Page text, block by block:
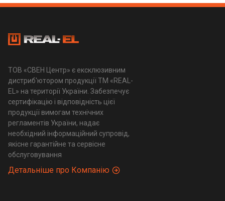
ТОВ «СВЕН Центр» є ексклюзивним
дистриб'ютором продукції ТМ «REAL-
EL» на території України. Забезпечує
сертифікацію і відповідність цієї
продукції вимогам технічних
регламентів України, надає
необхідний інформаційний супровід,
якісне гарантійне та сервісне
обслуговування
Детальніше про Компанію